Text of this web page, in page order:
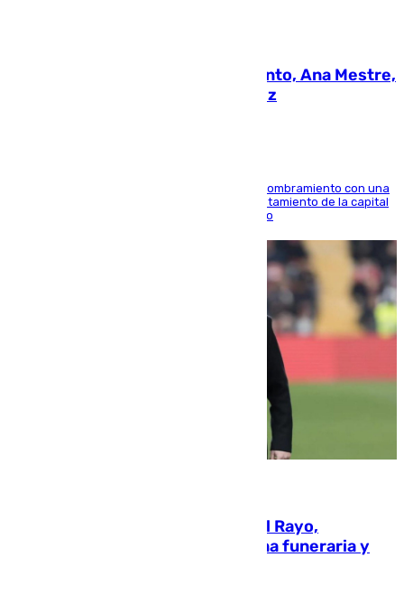
La nueva presidenta del Parlamento, Ana Mestre,
hace parada institucional en Cádiz
Ana Mestre estrena su agenda oficial tras su nombramiento con una
doble visita a la Diputación Provincial y al Ayuntamiento de la capital
para sellar una etapa de colaboración y diálogo
Raúl Martín Presa, Presidente del Rayo,
amenazado de muerte: una corona funeraria y